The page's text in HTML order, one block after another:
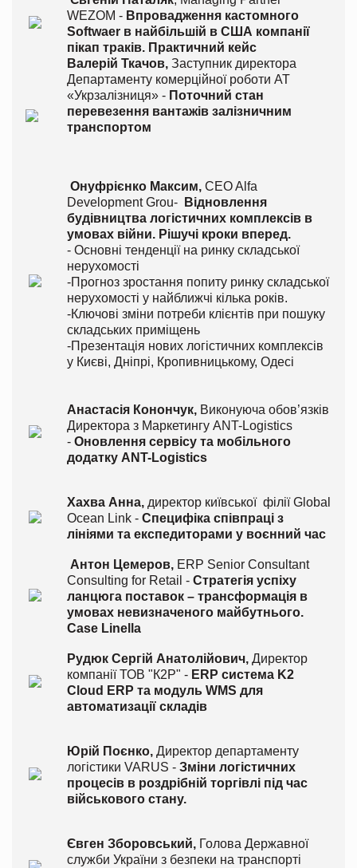
WEZOM - Впровадження кастомного
Softwaer в найбільшій в США компанії
пікап траків. Практичний кейс
Валерій Ткачов, Заступник директора
Департаменту комерційної роботи АТ
«Укрзалізниця» - Поточний стан
перевезення вантажів залізничним
транспортом
Онуфрієнко Максим, CEO Alfa
Development Grou-
Відновлення
будівництва логістичних комплексів в
умовах війни. Рішучі кроки вперед.
- Основні тенденції на ринку складської
нерухомості
-Прогноз зростання попиту ринку складської
нерухомості у найближчі кілька років.
-Ключові зміни потреби клієнтів при пошуку
складських приміщень
-Презентація нових логістичних комплексів
у Києві, Дніпрі, Кропивницькому, Одесі
Анастасія Конончук, Виконуюча обов’язків
Директора з Маркетингу ANT-Logistics
- Оновлення сервісу та мобільного
додатку ANT-Logistics
Хахва Анна, директор київської філіїGlobal
Ocean Link - Специфіка співпраці з
лініями та експедиторами у воєнний час
Антон Цемеров, ERP Senior Consultant
Consulting for Retail - Стратегія успіху
ланцюга поставок – трансформація в
умовах невизначеного майбутнього.
Сase Linella
Рудюк Сергій Анатолійович, Директор
компанії ТОВ "К2Р" - ERP система K2
Cloud ERP та модуль WMS для
автоматизації складів
Юрій Поєнко, Директор департаменту
логістики VARUS - Зміни логістичних
процесів в роздрібній торгівлі під час
військового стану.
Євген Зборовський, Голова Державної
служби України з безпеки на транспорті